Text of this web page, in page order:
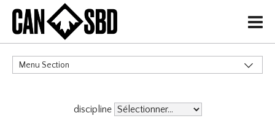
H
Menu Section
discipline